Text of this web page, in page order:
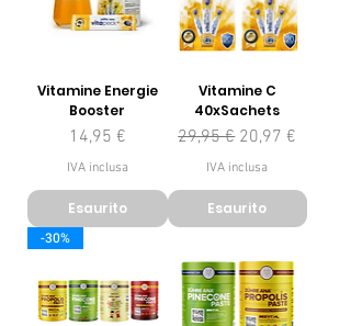
Vitamine Energie
Booster
Prezzo
14,95 €
IVA inclusa
Esaurito
Vitamine C
40xSachets
Prezzo regolare
29,95 € Prezzo scontato
20,97 €
IVA inclusa
Esaurito
-30%